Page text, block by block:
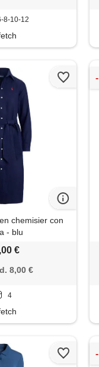
8-10-12
chemisier con
- blu
€
8,00 €
4